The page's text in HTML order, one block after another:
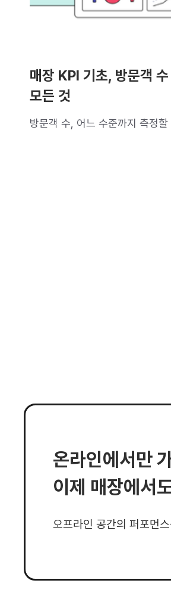
매장 KPI 기초, 방문객 수
모든 것
방문객 수, 어느 수준까지 측정
온라인에서만
이제 매장에서
오프라인 공간의 퍼포먼